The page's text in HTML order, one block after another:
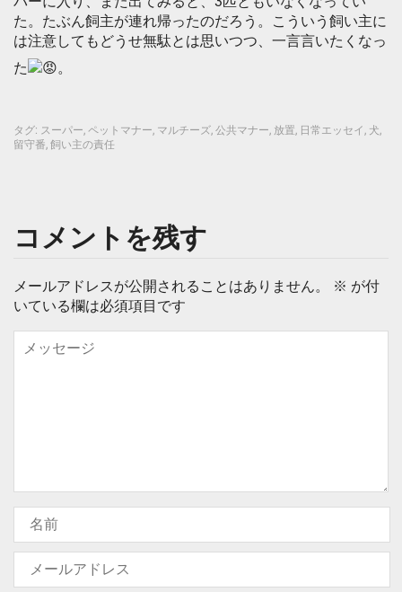
た。たぶん飼主が連れ帰ったのだろう。こういう飼い主に
は注意してもどうせ無駄とは思いつつ、一言言いたくなっ
た
。
タグ: スーパー ペットマナー マルチーズ 公共マナー 放置 日常エッセイ 犬
留守番 飼い主の責任
コメントを残す
メールアドレスが公開されることはありません。 ※ が付
いている欄は必須項目です